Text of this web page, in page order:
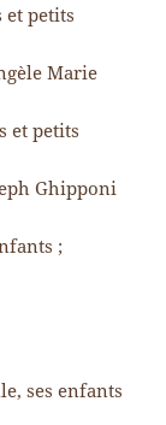
et petits
Marie
et petits
Ghipponi
;
ses enfants